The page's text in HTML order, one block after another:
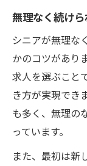
無理なく続け
シニアが無理な
かのコツがあり
求人を選ぶこと
き方が実現でき
も多く、無理の
っています。
また、最初は新